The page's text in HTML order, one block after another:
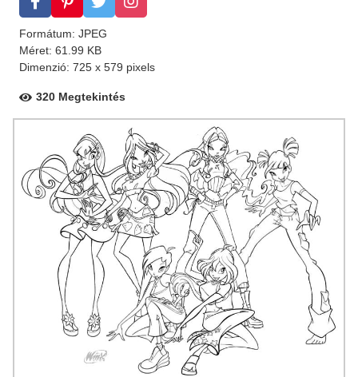
Formátum: JPEG
Méret: 61.99 KB
Dimenzió: 725 x 579 pixels
320 Megtekintés